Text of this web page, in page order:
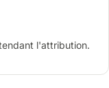
l'attribution.